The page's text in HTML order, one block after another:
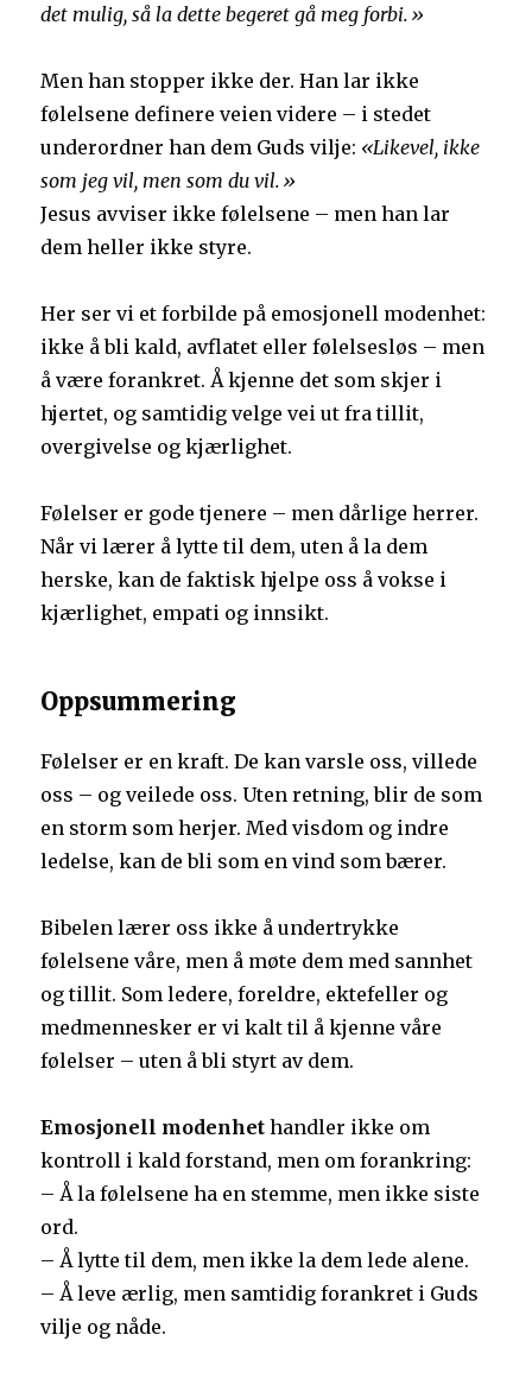
det mulig, så la dette begeret gå meg forbi.»
Men han stopper ikke der. Han lar ikke
følelsene definere veien videre – i stedet
underordner han dem Guds vilje: «Likevel, ikke
som jeg vil, men som du vil.»
Jesus avviser ikke følelsene – men han lar
dem heller ikke styre.
Her ser vi et forbilde på emosjonell modenhet:
ikke å bli kald, avflatet eller følelsesløs – men
å være forankret. Å kjenne det som skjer i
hjertet, og samtidig velge vei ut fra tillit,
overgivelse og kjærlighet.
Følelser er gode tjenere – men dårlige herrer.
Når vi lærer å lytte til dem, uten å la dem
herske, kan de faktisk hjelpe oss å vokse i
kjærlighet, empati og innsikt.
Oppsummering
Følelser er en kraft. De kan varsle oss, villede
oss – og veilede oss. Uten retning, blir de som
en storm som herjer. Med visdom og indre
ledelse, kan de bli som en vind som bærer.
Bibelen lærer oss ikke å undertrykke
følelsene våre, men å møte dem med sannhet
og tillit. Som ledere, foreldre, ektefeller og
medmennesker er vi kalt til å kjenne våre
følelser – uten å bli styrt av dem.
Emosjonell modenhet handler ikke om
kontroll i kald forstand, men om forankring:
– Å la følelsene ha en stemme, men ikke siste
ord.
– Å lytte til dem, men ikke la dem lede alene.
– Å leve ærlig, men samtidig forankret i Guds
vilje og nåde.